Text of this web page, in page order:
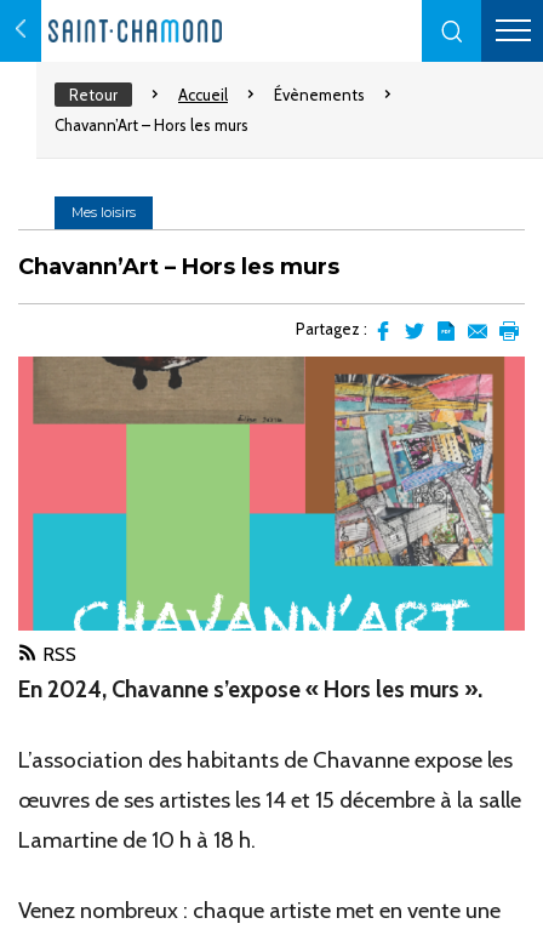
Retour Accueil
Évènements
Chavann’Art – Hors les murs
Mes loisirs
Chavann’Art – Hors les murs
Partagez :
sur
facebook
sur
Twitter
l'article
en
pdf
par
email
RSS
En 2024, Chavanne s’expose « Hors les murs ».
L’association des habitants de Chavanne expose les
œuvres de ses artistes les 14 et 15 décembre à la salle
Lamartine de 10 h à 18 h.
Venez nombreux : chaque artiste met en vente une